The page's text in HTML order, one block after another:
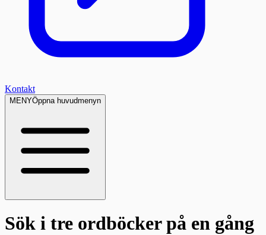
Kontakt
MENYÖppna huvudmenyn
Sök i tre ordböckerpå en gång